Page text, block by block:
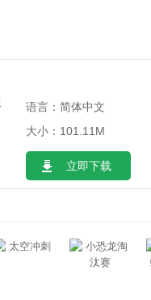
语言：简体中文
大小：101.11M
立即下载